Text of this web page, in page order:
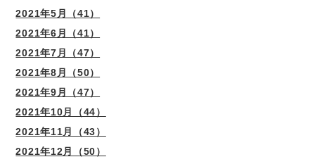
2021年5月（41）
2021年6月（41）
2021年7月（47）
2021年8月（50）
2021年9月（47）
2021年10月（44）
2021年11月（43）
2021年12月（50）